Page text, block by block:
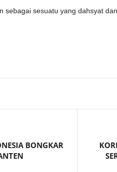
sebagai sesuatu yang dahsyat
BONGKAR